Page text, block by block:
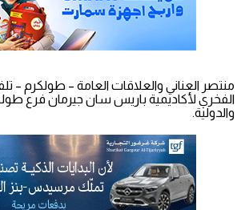
منتصر العناني والعلاقات العامة – طولكرم –
الفخري لأكاديمية باريس سان جيرمان فرع
والدولية.